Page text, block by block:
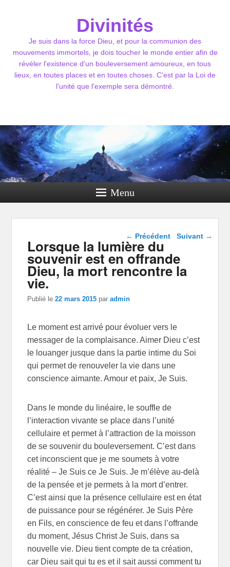
Divinités
Je suis dans la force Dieu, et pour la communion des
mouvements immortels, je dois toucher le monde entier afin de
révéler l'existence d'un bouleversement amoureux, en tous
lieux, en toutes places et en toutes choses. C'est par la Loi de
l'unité que l'exemple sera démontré.
Menu
Navigation dans les
← Précédent Suivant →
Lorsque la lumière du
souvenir est en offrande
Dieu, la mort rencontre la
vie.
Publié le22 mars 2015 paradmin
Le moment est arrivé pour évoluer vers le
messager de la complaisance. Aimer Dieu c’est
le louanger jusque dans la partie intime du Soi
qui permet de renouveler la vie dans une
conscience aimante. Amour et paix, Je Suis.
Dans le monde du linéaire, le souffle de
l’interaction vivante se place dans l’unité
cellulaire et permet à l’attraction de la moisson
de se souvenir du bouleversement. C’est dans
cet inconscient que je me soumets à votre
réalité – Je Suis ce Je Suis. Je m’élève au-delà
de la pensée et je permets à la mort d’entrer.
C’est ainsi que la présence cellulaire est en état
de puissance pour se régénérer. Je Suis Père
en Fils, en conscience de feu et dans l’offrande
du moment, Jésus Christ Je Suis, dans sa
nouvelle vie. Dieu tient compte de ta création,
car Dieu sait qui tu es et il sait aussi comment tu